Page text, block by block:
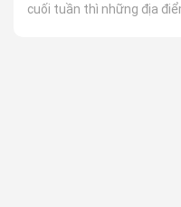
cuối tuần thì những địa